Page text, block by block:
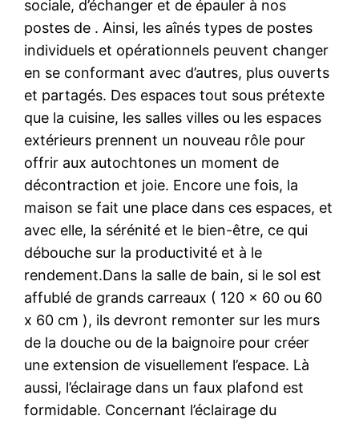
sociale, d’échanger et de épauler à nos
postes de . Ainsi, les aînés types de postes
individuels et opérationnels peuvent changer
en se conformant avec d’autres, plus ouverts
et partagés. Des espaces tout sous prétexte
que la cuisine, les salles villes ou les espaces
extérieurs prennent un nouveau rôle pour
offrir aux autochtones un moment de
décontraction et joie. Encore une fois, la
maison se fait une place dans ces espaces, et
avec elle, la sérénité et le bien-être, ce qui
débouche sur la productivité et à le
rendement.Dans la salle de bain, si le sol est
affublé de grands carreaux ( 120 x 60 ou 60
x 60 cm ), ils devront remonter sur les murs
de la douche ou de la baignoire pour créer
une extension de visuellement l’espace. Là
aussi, l’éclairage dans un faux plafond est
formidable. Concernant l’éclairage du